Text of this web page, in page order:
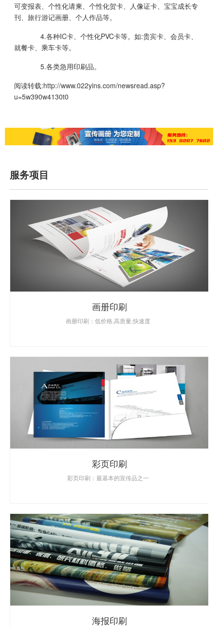
可变报表、个性化请柬、个性化贺卡、人像证卡、宝宝成长专
刊、旅行游记画册、个人作品等。
4.各种IC卡、个性化PVC卡等。如:贵宾卡、会员卡、
就餐卡、乘车卡等。
5.各类急用印刷品。
阅读转载:http://www.022yins.com/newsread.asp?
u=5w390w4130t0
服务项目
画册印刷
画册印刷：低价格,高质量,快速度
彩页印刷
彩页印刷：最基本的宣传品之一
海报印刷